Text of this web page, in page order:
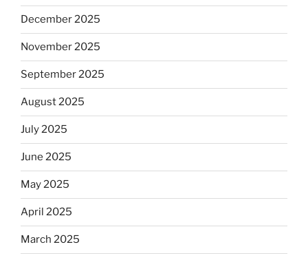
December 2025
November 2025
September 2025
August 2025
July 2025
June 2025
May 2025
April 2025
March 2025